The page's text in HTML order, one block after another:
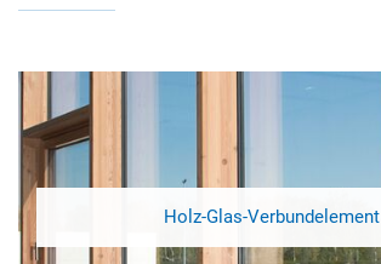
Holz-Glas-Verbundelement